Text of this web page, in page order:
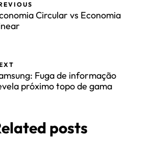
Circular vs Economia
Fuga de informação
próximo topo de gama
posts